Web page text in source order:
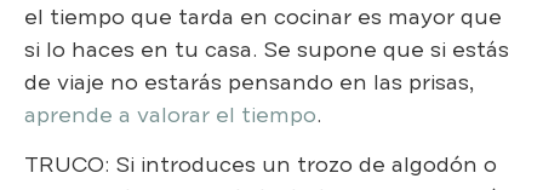
el tiempo que tarda en cocinar es mayor que
si lo haces en tu casa. Se supone que si estás
de viaje no estarás pensando en las prisas,
aprende a valorar el tiempo.
TRUCO: Si introduces un trozo de algodón o